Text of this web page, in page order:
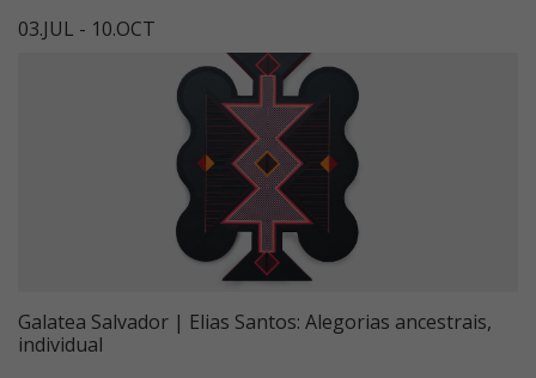
03.JUL - 10.OCT
Galatea Salvador | Elias Santos: Alegorias ancestrais,
individual